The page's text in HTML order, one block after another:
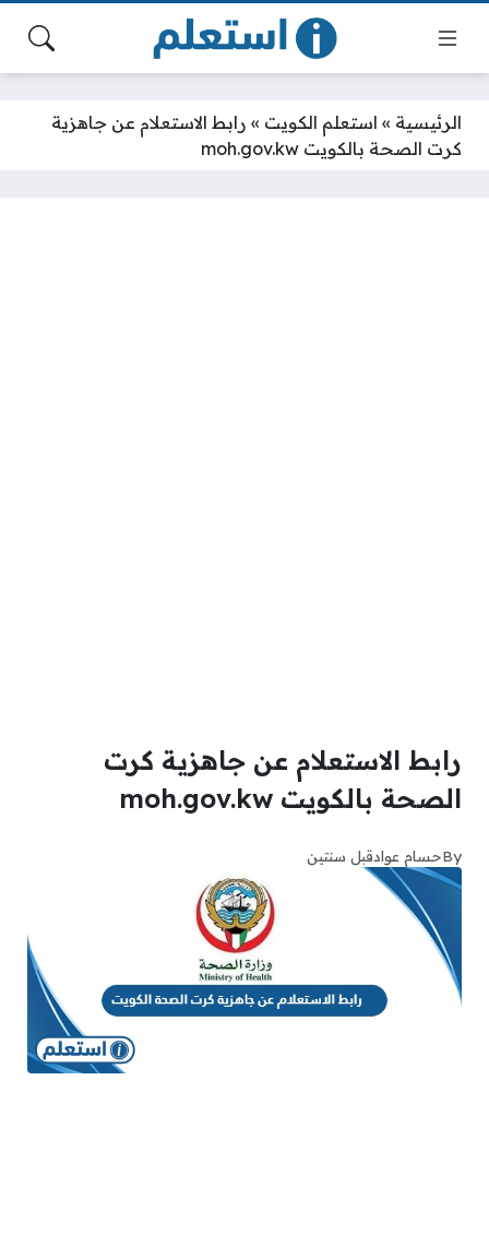
الرئيسية » استعلم الكويت » رابط الاستعلام عن جاهزية
كرت الصحة بالكويت moh.gov.kw
رابط الاستعلام عن جاهزية كرت
الصحة بالكويت moh.gov.kw
Byحسام عوادقبل سنتين